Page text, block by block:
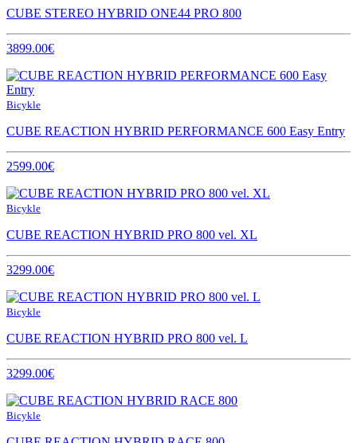
CUBE STEREO HYBRID ONE44 PRO 800
3899.00€
Bicykle
CUBE REACTION HYBRID PERFORMANCE 600 Easy Entry
2599.00€
Bicykle
CUBE REACTION HYBRID PRO 800 vel. XL
3299.00€
Bicykle
CUBE REACTION HYBRID PRO 800 vel. L
3299.00€
Bicykle